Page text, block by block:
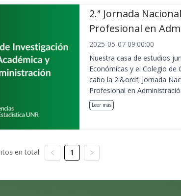
2.ª Jornada
Profesional en
2025-05-07 09:00:00
Nuestra casa de estudios
Económicas y el Colegio de
cabo la 2.&ordf; Jornada
Profesional en
Leer más
en total: 1